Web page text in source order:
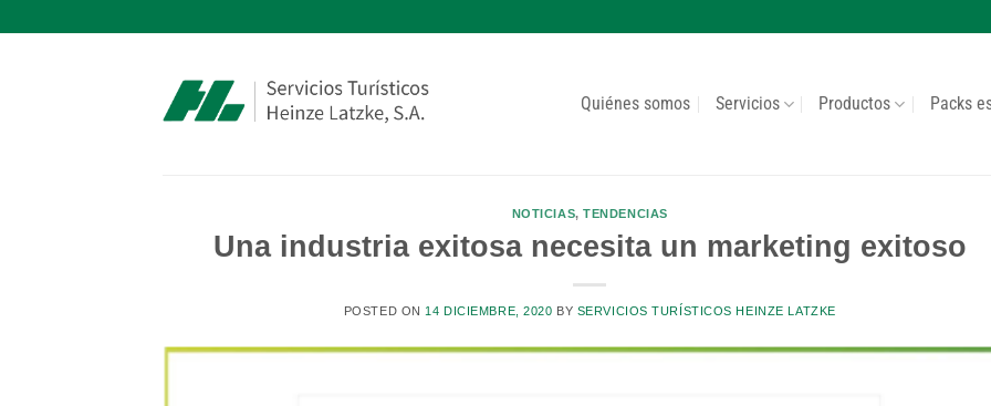
Quiénes somos Servicios Productos Packs
NOTICIAS,TENDENCIAS
Una industria exitosa necesita un marketing exitoso
POSTED ON 14 DICIEMBRE, 2020 BY SERVICIOS TURÍSTICOS HEINZE LATZKE